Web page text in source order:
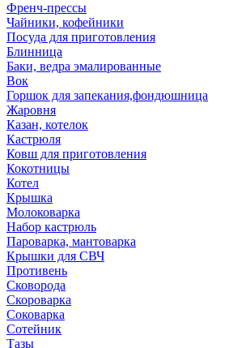
Френч-прессы
Чайники, кофейники
Посуда для приготовления
Блинница
Баки, ведра эмалированные
Вок
Горшок для запекания,фондюшница
Жаровня
Казан, котелок
Кастрюля
Ковш для приготовления
Кокотницы
Котел
Крышка
Молоковарка
Набор кастрюль
Пароварка, мантоварка
Крышки для СВЧ
Противень
Сковорода
Скороварка
Соковарка
Сотейник
Тазы